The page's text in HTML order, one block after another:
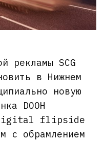
рекламы SCG
в Нижнем
новую
DOOH
digital flipside
с обрамлением